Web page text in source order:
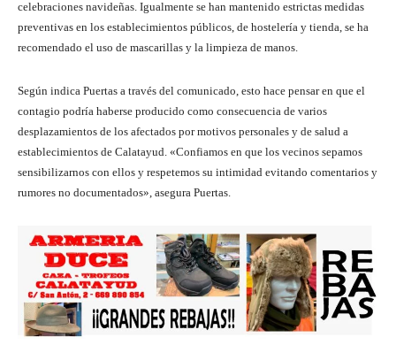
celebraciones navideñas. Igualmente se han mantenido estrictas medidas
preventivas en los establecimientos públicos, de hostelería y tienda, se ha
recomendado el uso de mascarillas y la limpieza de manos.
Según indica Puertas a través del comunicado, esto hace pensar en que el
contagio podría haberse producido como consecuencia de varios
desplazamientos de los afectados por motivos personales y de salud a
establecimientos de Calatayud. «Confiamos en que los vecinos sepamos
sensibilizarnos con ellos y respetemos su intimidad evitando comentarios y
rumores no documentados», asegura Puertas.